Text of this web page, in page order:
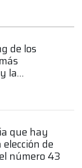
de los
la
que hay
de
número 43